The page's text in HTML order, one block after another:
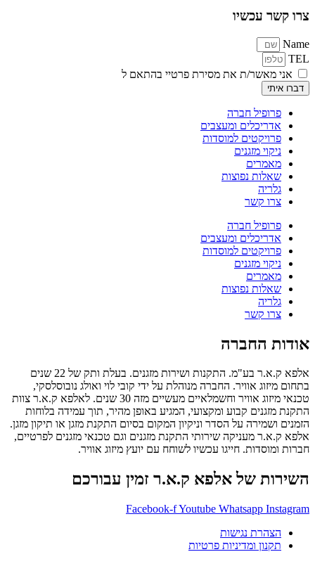
צרו קשר עכשיו
Name
TEL
אני מאשר/ת את מסירת פרטיי בהתאם ל
דברו איתי
פרופיל חברה
אדריכלים ומעצבים
פרויקטים למוסדות
ניקוי מזגנים
מאמרים
שאלות נפוצות
גלריה
צרו קשר
פרופיל חברה
אדריכלים ומעצבים
פרויקטים למוסדות
ניקוי מזגנים
מאמרים
שאלות נפוצות
גלריה
צרו קשר
אודות החברה
אלפא ק.א.ר בע"מ. התקנות ושירות מזגנים. בעלת ותק של 22 שנים
בתחום מיזוג אוויר. החברה מנוהלת על ידי קובי לוי ואולג נובוסלסקי,
טכנאי מיזוג אוויר וחשמלאיים מעשיים מזה 30 שנים. לאלפא ק.א.ר צוות
התקנת מזגנים קבוע ומקצועי, המגיע באופן מהיר, תוך עמידה בלוחות
הזמנים ושמירה על הסדר וניקיון המקום בסיום התקנת מזגן או תיקון מזגן.
אלפא ק.א.ר מעניקה שירותי התקנת מזגנים וגם טכנאי מזגנים לפרטיים,
חברות ומוסדות. חייגו עכשיו לשוחח עם יועץ מיזוג אוויר.
השירות של אלפא ק.א.ר זמין עבורכם
Facebook-fYoutube Whatsapp Instagram
הצהרת נגישות
תקנון ומדיניות פרטיות